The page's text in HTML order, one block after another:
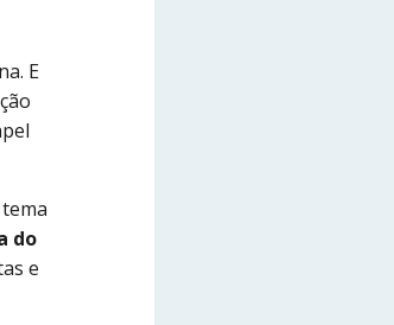
E
do
e